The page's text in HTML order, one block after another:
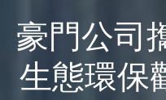
豪門公司
生態環保